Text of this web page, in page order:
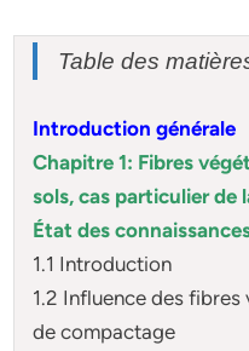
Table des
Introduction générale
Chapitre 1: Fibres
sols, cas particulier de
État des
1.1 Introduction
1.2 Influence des
de compactage